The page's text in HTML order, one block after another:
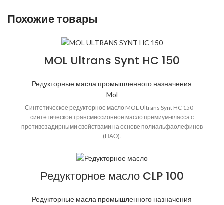
Похожие товары
MOL Ultrans Synt HC 150
Редукторные масла промышленного назначения
Mol
Синтетическое редукторное масло MOL Ultrans Synt HC 150 —
синтетическое трансмиссионное масло премиум-класса с
противозадирными свойствами на основе полиальфаолефинов
(ПАО).
Редукторное масло CLP 100
Редукторные масла промышленного назначения